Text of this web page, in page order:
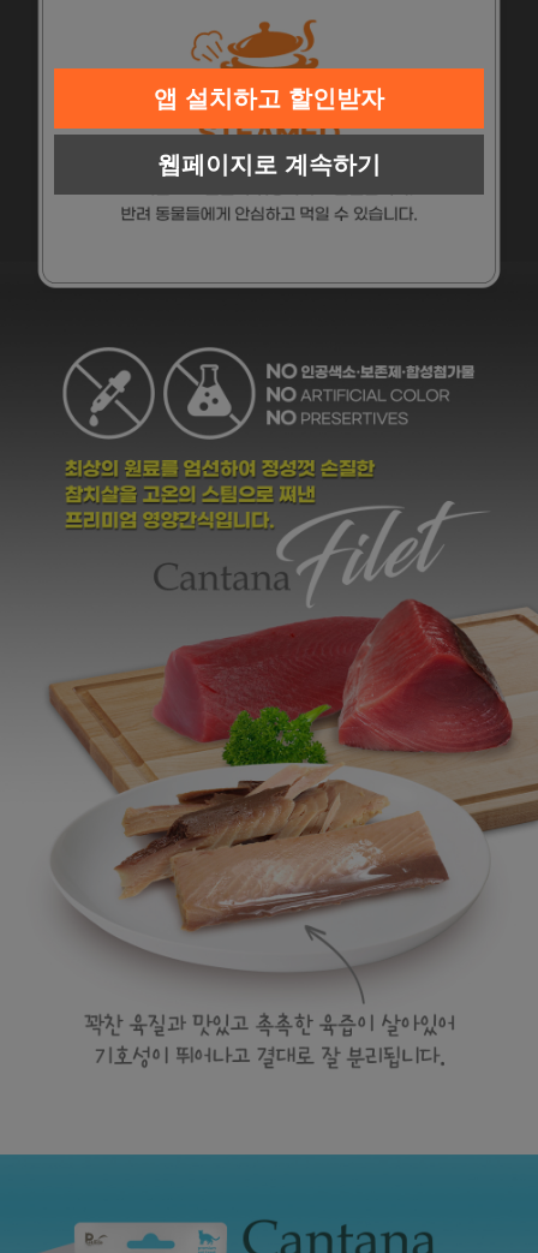
프 하세요!
앱 설치하고 할인받자
웹페이지로 계속하기